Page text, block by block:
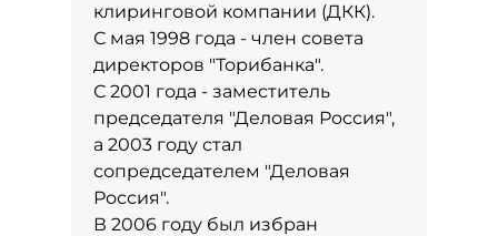
клиринговой компании (ДКК).
С мая 1998 года - член совета
директоров "Торибанка".
С 2001 года - заместитель
председателя "Деловая Россия",
а 2003 году стал
сопредседателем "Деловая
Россия".
В 2006 году был избран